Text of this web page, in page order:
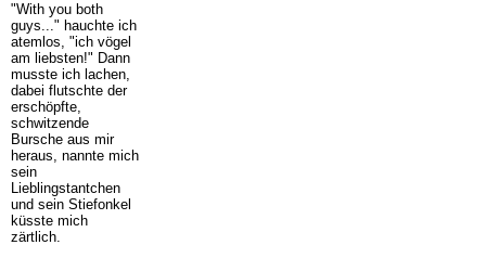
"With you both
guys..." hauchte ich
atemlos, "ich vögel
am liebsten!" Dann
musste ich lachen,
dabei flutschte der
erschöpfte,
schwitzende
Bursche aus mir
heraus, nannte mich
sein
Lieblingstantchen
und sein Stiefonkel
küsste mich
zärtlich.